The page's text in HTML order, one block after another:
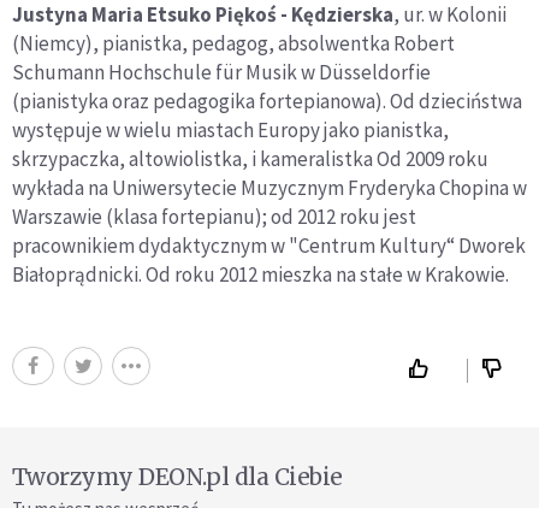
Justyna Maria Etsuko Piękoś - Kędzierska, ur. w Kolonii
(Niemcy), pianistka, pedagog, absolwentka Robert
Schumann Hochschule für Musik w Düsseldorfie
(pianistyka oraz pedagogika fortepianowa). Od dzieciństwa
występuje w wielu miastach Europy jako pianistka,
skrzypaczka, altowiolistka, i kameralistka Od 2009 roku
wykłada na Uniwersytecie Muzycznym Fryderyka Chopina w
Warszawie (klasa fortepianu); od 2012 roku jest
pracownikiem dydaktycznym w "Centrum Kultury“ Dworek
Białoprądnicki. Od roku 2012 mieszka na stałe w Krakowie.
Tworzymy DEON.pl dla Ciebie